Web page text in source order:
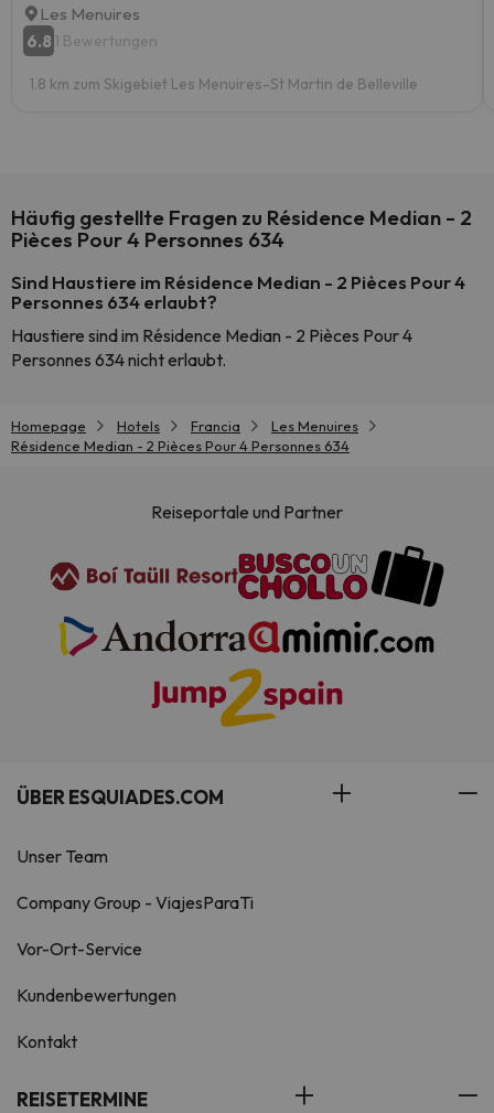
Les Menuires
6.8 1 Bewertungen
1.8 km zum Skigebiet Les Menuires-St Martin de Belleville
Häufig gestellte Fragen zu Résidence Median - 2
Pièces Pour 4 Personnes 634
Sind Haustiere im Résidence Median - 2 Pièces Pour 4
Personnes 634 erlaubt?
Haustiere sind im Résidence Median - 2 Pièces Pour 4
Personnes 634 nicht erlaubt.
Homepage Hotels Francia
Les Menuires
Résidence Median - 2 Pièces Pour 4 Personnes 634
Reiseportale und Partner
ÜBER ESQUIADES.COM
Unser Team
Company Group - ViajesParaTi
Vor-Ort-Service
Kundenbewertungen
Kontakt
REISETERMINE